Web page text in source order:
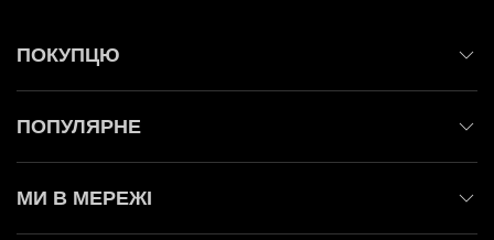
ПОКУПЦЮ
ПОПУЛЯРНЕ
МИ В МЕРЕЖІ